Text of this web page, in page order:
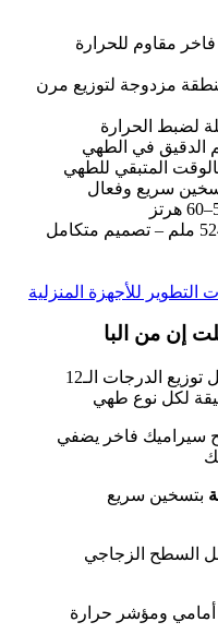
مقاوم للحرارة
منطقة مزدوجة لتوزيع مرن
لضبط الحرارة
المتبقي للطهي
: عرض 600 ملم × عمق 524 ملم – تصميم متكامل
التطوير للأجهزة المنزلية
إن من البا
بفضل توزيع الدرجات الـ12
لكل نوع طهي
سيراميك فاخر يضفي
بتسخين سريع
السطح الزجاجي
ومؤشر حرارة